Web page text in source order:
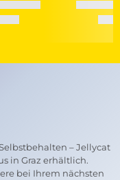
– Jellycat
in Graz erhältlich.
bei Ihrem nächsten